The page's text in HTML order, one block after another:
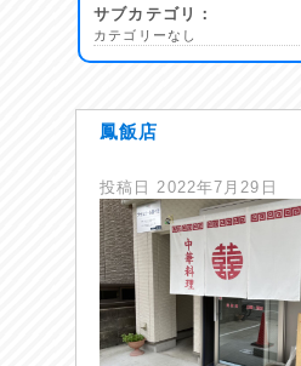
サブカテゴリ：
カテゴリーなし
鳳飯店
投稿日2022年7月29日